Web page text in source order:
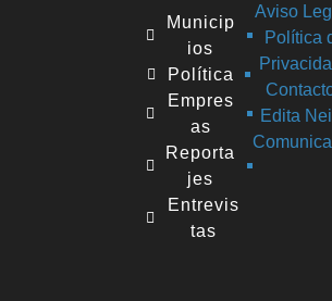
Municip
ios
Política
Empres
as
Reporta
jes
Entrevis
tas
Aviso
Política
Edita